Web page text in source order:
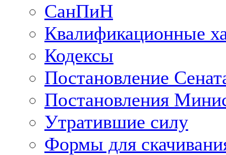
СанПиН
Квалификационные
Кодексы
Постановление
Постановления
Утратившие силу
Формы для